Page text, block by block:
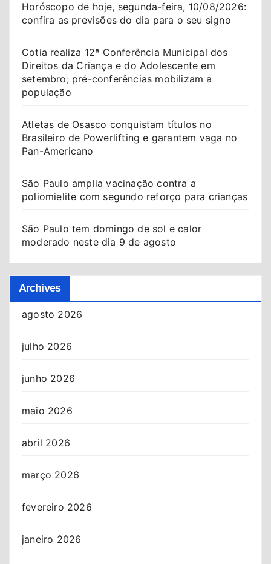
Horóscopo de hoje, segunda-feira, 10/08/2026:
confira as previsões do dia para o seu signo
Cotia realiza 12ª Conferência Municipal dos
Direitos da Criança e do Adolescente em
setembro; pré-conferências mobilizam a
população
Atletas de Osasco conquistam títulos no
Brasileiro de Powerlifting e garantem vaga no
Pan-Americano
São Paulo amplia vacinação contra a
poliomielite com segundo reforço para crianças
São Paulo tem domingo de sol e calor
moderado neste dia 9 de agosto
Archives
agosto 2026
julho 2026
junho 2026
maio 2026
abril 2026
março 2026
fevereiro 2026
janeiro 2026